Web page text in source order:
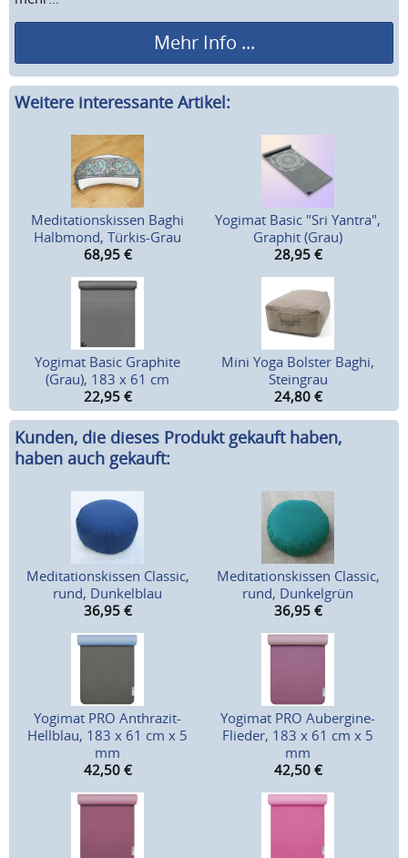
Mehr Info ...
Weitere interessante Artikel:
Meditationskissen Baghi
Halbmond, Türkis-Grau
68,95 €
Yogimat Basic "Sri Yantra",
Graphit (Grau)
28,95 €
Yogimat Basic Graphite
(Grau), 183 x 61 cm
22,95 €
Mini Yoga Bolster Baghi,
Steingrau
24,80 €
Kunden, die dieses Produkt gekauft haben,
haben auch gekauft:
Meditationskissen Classic,
rund, Dunkelblau
36,95 €
Meditationskissen Classic,
rund, Dunkelgrün
36,95 €
Yogimat PRO Anthrazit-
Hellblau, 183 x 61 cm x 5
mm
42,50 €
Yogimat PRO Aubergine-
Flieder, 183 x 61 cm x 5
mm
42,50 €